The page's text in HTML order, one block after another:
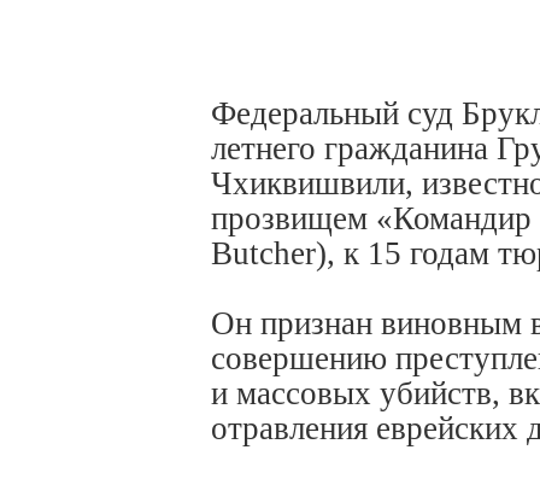
Федеральный суд
летнего гражданина
Чхиквишвили,
прозвищем
Butcher), к 15 годам
Он признан виновным
совершению
и массовых убийств,
отравления